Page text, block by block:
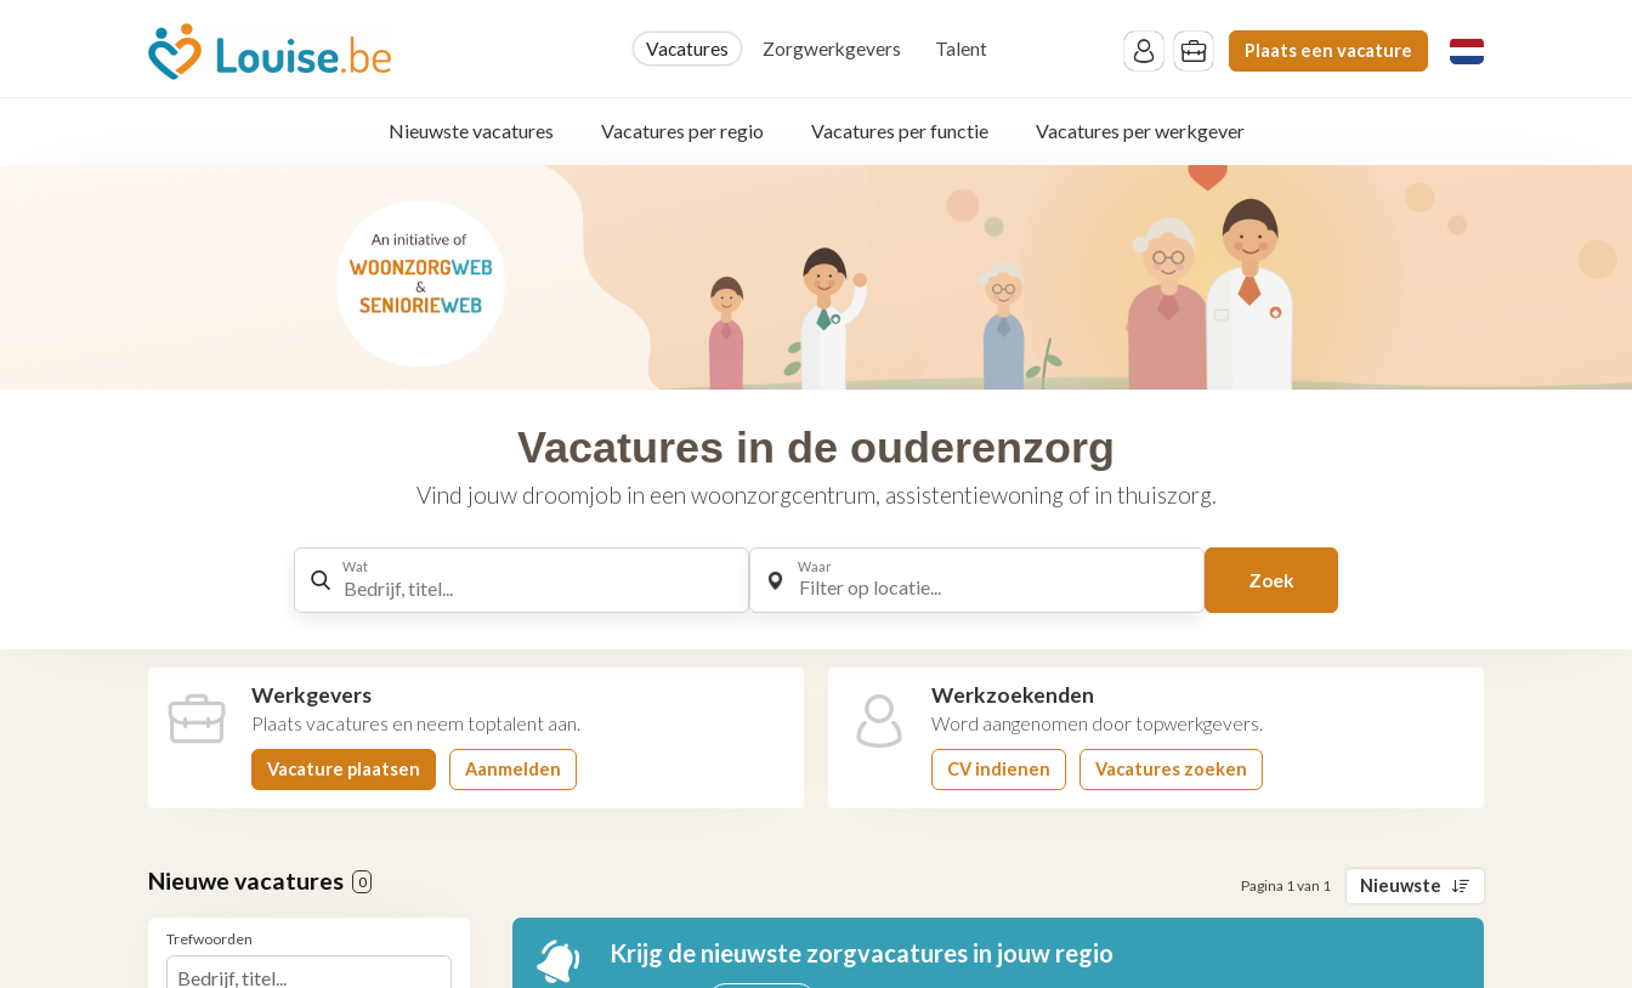
Vacatures Zorgwerkgevers Talent Plaats een vacature
Nieuwste vacatures Vacatures per regio Vacatures per functie Vacatures per werkgever
Vacatures in de ouderenzorg
Vind jouw droomjob in een woonzorgcentrum, assistentiewoning of in thuiszorg.
Wat Waar
Filter op locatie... Zoek
Werkgevers
Plaats vacatures en neem toptalent aan.
Vacature plaatsen Aanmelden
Werkzoekenden
Word aangenomen door topwerkgevers.
CV indienen Vacatures zoeken
Nieuwe vacatures 0 Pagina 1 van 1 Nieuwste
Trefwoorden Krijg de nieuwste zorgvacatures in jouw regio